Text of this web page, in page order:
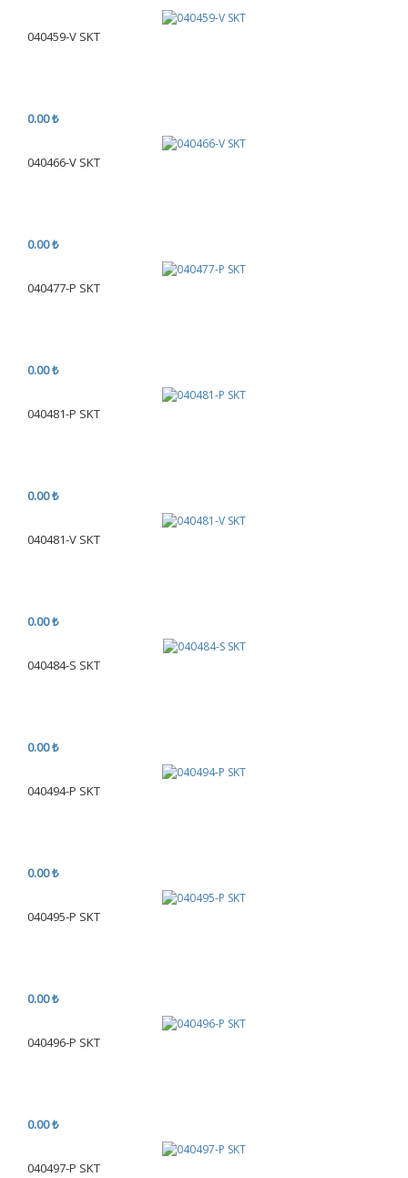
040459-V SKT
0.00 ₺
040466-V SKT
0.00 ₺
040477-P SKT
0.00 ₺
040481-P SKT
0.00 ₺
040481-V SKT
0.00 ₺
040484-S SKT
0.00 ₺
040494-P SKT
0.00 ₺
040495-P SKT
0.00 ₺
040496-P SKT
0.00 ₺
040497-P SKT